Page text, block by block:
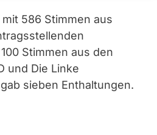
Spenden586 Stimmen aus
Stimmen aus den
und Die Linke
sieben Enthaltungen.